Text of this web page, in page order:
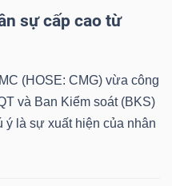
sự cấp cao từ
(HOSE: CMG) vừa công
và Ban Kiểm soát (BKS)
ý là sự xuất hiện của nhân